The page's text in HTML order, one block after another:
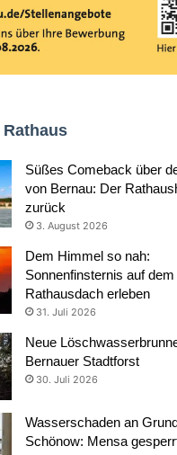
Süßes Comeback über
von Bernau: Der
zurück
3. August 2026
Dem Himmel so nah:
Sonnenfinsternis auf
Rathausdach erleben
31. Juli 2026
Neue
Bernauer Stadtforst
30. Juli 2026
Wasserschaden an
Schönow: Mensa